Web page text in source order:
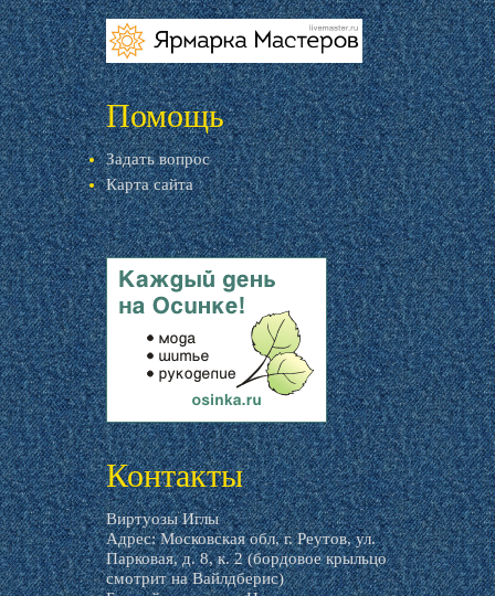
livemaster.ru
Помощь
Задать вопрос
Карта сайта
livemaster.ru
Контакты
Виртуозы Иглы
Адрес: Московская обл, г. Реутов, ул.
Парковая, д. 8, к. 2 (бордовое крыльцо
смотрит на Вайлдберис)